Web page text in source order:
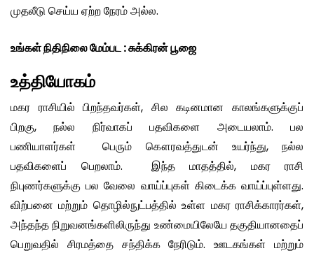
முதலீடு செய்ய ஏற்ற நேரம் அல்ல.
உங்கள் நிதிநிலை மேம்பட : சுக்கிரன் பூஜை
உத்தியோகம்
மகர ராசியில் பிறந்தவர்கள், சில கடினமான காலங்களுக்குப்
பிறகு, நல்ல நிர்வாகப் பதவிகளை அடையலாம். பல
பணியாளர்கள் பெரும் கௌரவத்துடன் உயர்ந்து, நல்ல
பதவிகளைப் பெறலாம். இந்த மாதத்தில், மகர ராசி
நிபுணர்களுக்கு பல வேலை வாய்ப்புகள் கிடைக்க வாய்ப்புள்ளது.
விற்பனை மற்றும் தொழில்நுட்பத்தில் உள்ள மகர ராசிக்காரர்கள்,
அந்தந்த நிறுவனங்களிலிருந்து உண்மையிலேயே தகுதியானதைப்
பெறுவதில் சிரமத்தை சந்திக்க நேரிடும். ஊடகங்கள் மற்றும்